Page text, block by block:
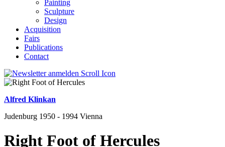
Painting
Sculpture
Design
Acquisition
Fairs
Publications
Contact
Alfred Klinkan
Judenburg 1950 - 1994 Vienna
Right Foot of Hercules